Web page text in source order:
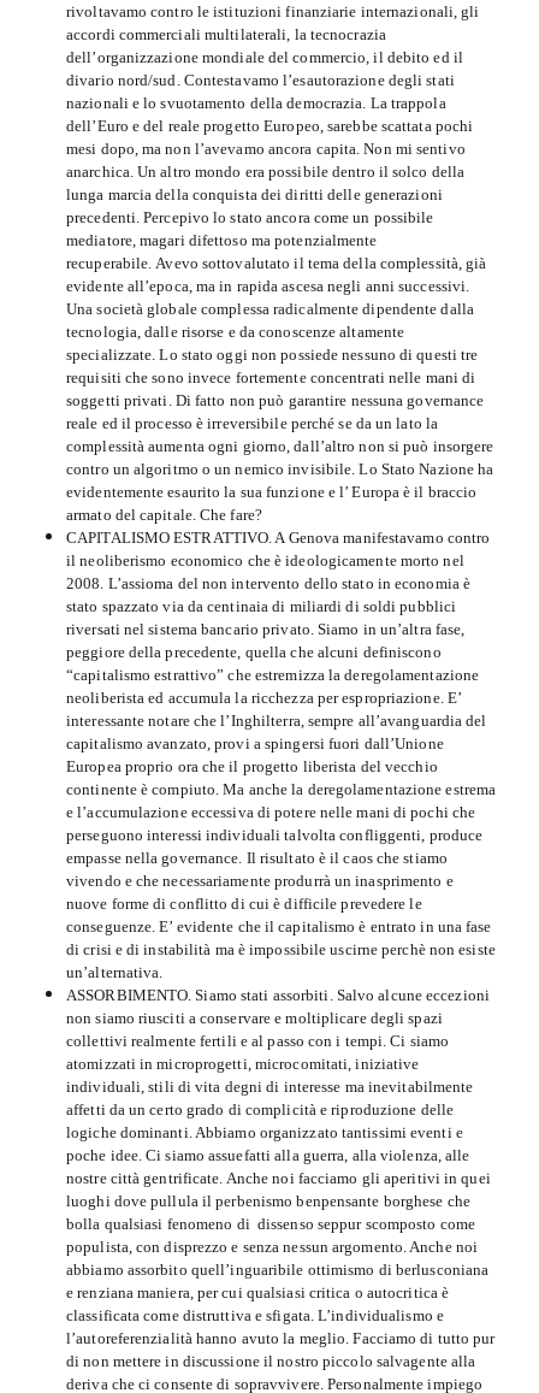
rivoltavamo contro le istituzioni finanziarie internazionali, gli
accordi commerciali multilaterali, la tecnocrazia
dell’organizzazione mondiale del commercio, il debito ed il
divario nord/sud. Contestavamo l’esautorazione degli stati
nazionali e lo svuotamento della democrazia. La trappola
dell’Euro e del reale progetto Europeo, sarebbe scattata pochi
mesi dopo, ma non l’avevamo ancora capita. Non mi sentivo
anarchica. Un altro mondo era possibile dentro il solco della
lunga marcia della conquista dei diritti delle generazioni
precedenti. Percepivo lo stato ancora come un possibile
mediatore, magari difettoso ma potenzialmente
recuperabile. Avevo sottovalutato il tema della complessità, già
evidente all’epoca, ma in rapida ascesa negli anni successivi.
Una società globale complessa radicalmente dipendente dalla
tecnologia, dalle risorse e da conoscenze altamente
specializzate. Lo stato oggi non possiede nessuno di questi tre
requisiti che sono invece fortemente concentrati nelle mani di
soggetti privati. Di fatto non può garantire nessuna governance
reale ed il processo è irreversibile perché se da un lato la
complessità aumenta ogni giorno, dall’altro non si può insorgere
contro un algoritmo o un nemico invisibile. Lo Stato Nazione ha
evidentemente esaurito la sua funzione e l’ Europa è il braccio
armato del capitale. Che fare?
CAPITALISMO ESTRATTIVO. A Genova manifestavamo contro
il neoliberismo economico che è ideologicamente morto nel
2008. L’assioma del non intervento dello stato in economia è
stato spazzato via da centinaia di miliardi di soldi pubblici
riversati nel sistema bancario privato. Siamo in un’altra fase,
peggiore della precedente, quella che alcuni definiscono
“capitalismo estrattivo” che estremizza la deregolamentazione
neoliberista ed accumula la ricchezza per espropriazione. E’
interessante notare che l’Inghilterra, sempre all’avanguardia del
capitalismo avanzato, provi a spingersi fuori dall’Unione
Europea proprio ora che il progetto liberista del vecchio
continente è compiuto. Ma anche la deregolamentazione estrema
e l’accumulazione eccessiva di potere nelle mani di pochi che
perseguono interessi individuali talvolta confliggenti, produce
empasse nella governance. Il risultato è il caos che stiamo
vivendo e che necessariamente produrrà un inasprimento e
nuove forme di conflitto di cui è difficile prevedere le
conseguenze. E’ evidente che il capitalismo è entrato in una fase
di crisi e di instabilità ma è impossibile uscirne perchè non esiste
un’alternativa.
ASSORBIMENTO. Siamo stati assorbiti. Salvo alcune eccezioni
non siamo riusciti a conservare e moltiplicare degli spazi
collettivi realmente fertili e al passo con i tempi. Ci siamo
atomizzati in microprogetti, microcomitati, iniziative
individuali, stili di vita degni di interesse ma inevitabilmente
affetti da un certo grado di complicità e riproduzione delle
logiche dominanti. Abbiamo organizzato tantissimi eventi e
poche idee. Ci siamo assuefatti alla guerra, alla violenza, alle
nostre città gentrificate. Anche noi facciamo gli aperitivi in quei
luoghi dove pullula il perbenismo benpensante borghese che
bolla qualsiasi fenomeno di dissenso seppur scomposto come
populista, con disprezzo e senza nessun argomento. Anche noi
abbiamo assorbito quell’inguaribile ottimismo di berlusconiana
e renziana maniera, per cui qualsiasi critica o autocritica è
classificata come distruttiva e sfigata. L’individualismo e
l’autoreferenzialità hanno avuto la meglio. Facciamo di tutto pur
di non mettere in discussione il nostro piccolo salvagente alla
deriva che ci consente di sopravvivere. Personalmente impiego